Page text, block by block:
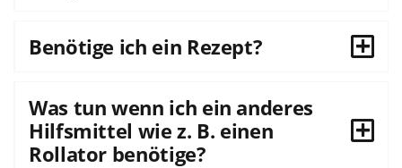
Benötige ich ein Rezept?
Was tun wenn ich ein anderes
Hilfsmittel wie z. B. einen
Rollator benötige?